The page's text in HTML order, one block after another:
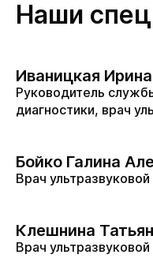
Наши
Иваницкая
Руководитель
диагностики, врач
Бойко Галина
Врач
Клешнина
Врач